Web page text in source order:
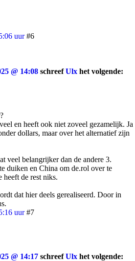
uur #6
@ 14:08 schreefUlx het volgende:
en heeft ook niet zoveel gezamelijk. Ja
dollars, maar over het alternatief zijn
veel belangrijker dan de andere 3.
duiken en China om de.rol over te
heeft de rest niks.
dat hier deels gerealiseerd. Door in
uur #7
@ 14:17 schreefUlx het volgende: